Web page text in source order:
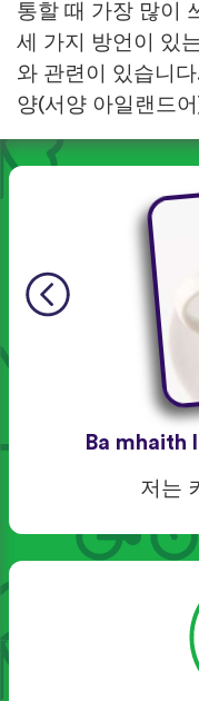
통할 때 가장 많이
세 가지 방언이 있
와 관련이 있습니
양(서양 아일랜드
Ba mhaith
저는